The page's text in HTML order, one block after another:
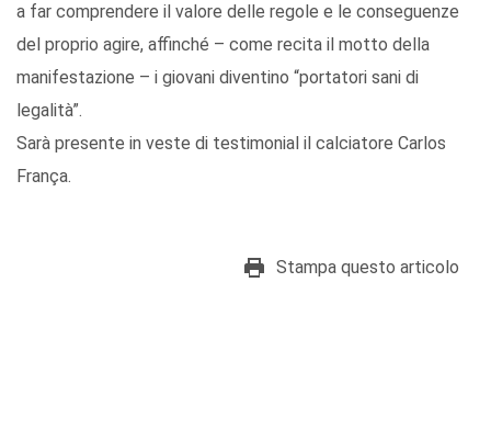
a far comprendere il valore delle regole e le conseguenze
del proprio agire, affinché – come recita il motto della
manifestazione – i giovani diventino “portatori sani di
legalità”.
Sarà presente in veste di testimonial il calciatore Carlos
França.
Stampa questo articolo